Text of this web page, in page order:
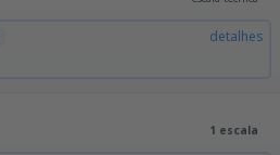
detalhes
1 escala